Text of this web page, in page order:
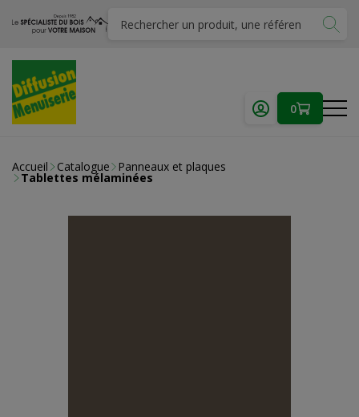
0
Accueil Catalogue Panneaux et plaques
Tablettes mélaminées